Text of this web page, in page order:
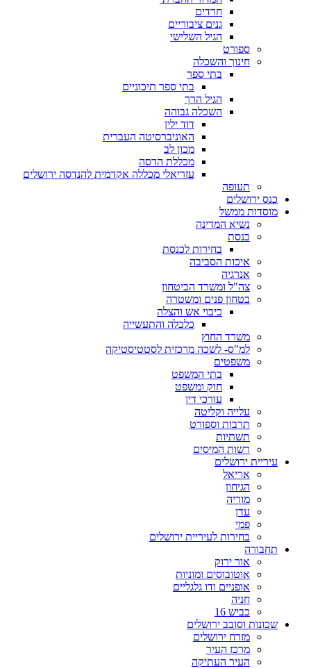
חרדים
גנים ציבוריים
הגיל השלישי
ספורט
חינוך והשכלה
בתי ספר
בתי ספר תיכוניים
הגיל הרך
השכלה גבוהה
דוד ילין
האוניברסיטה העברית
מכון לב
מכללת הדסה
עזריאלי מכללה אקדמית להנדסה ירושלים
תעופה
כנס ירושלים
מוסדות ממשל
נשיא המדינה
כנסת
בחירות לכנסת
איכות הסביבה
אנרגיה
צה"ל ומשרד הביטחון
בטחון פנים ומשטרה
כיבוי אש והצלה
כלכלה והתעשייה
משרד החוץ
למ"ס- לשכה מרכזית לסטטיסטיקה
משפטים
בתי המשפט
חוק ומשפט
עורכי דין
עלייה וקליטה
תרבות וספורט
תשתיות
רשות המיסים
עיריית ירושלים
אריאל
הגיחון
מוריה
עדן
פמי
בחירות לעיריית ירושלים
תחבורה
אור ירוק
אוטובוסים ומוניות
אופניים ודו גלגליים
חניה
כביש 16
שכונות וסובב ירושלים
מזרח ירושלים
מרכז העיר
העיר העתיקה